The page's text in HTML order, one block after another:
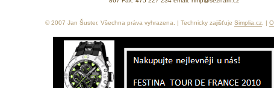
© 2007 Jan Šuster, Všechna práva vyhrazena. | Technicky zajišťuje Simplia.cz . |